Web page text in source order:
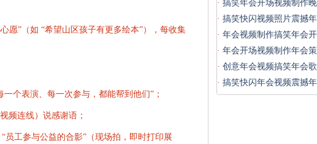
”（如 “希望山区孩子有更多绘本”），每收集
个表演、每一次参与，都能帮到他们”；
频连线）说感谢语；
员工参与公益的合影”（现场拍，即时打印展
· 搞笑年会开场视频制作
· 搞笑快闪视频照片震撼
· 年会视频制作搞笑年会
· 年会开场视频制作年会
· 创意年会视频搞笑年会
· 搞笑快闪年会视频震撼